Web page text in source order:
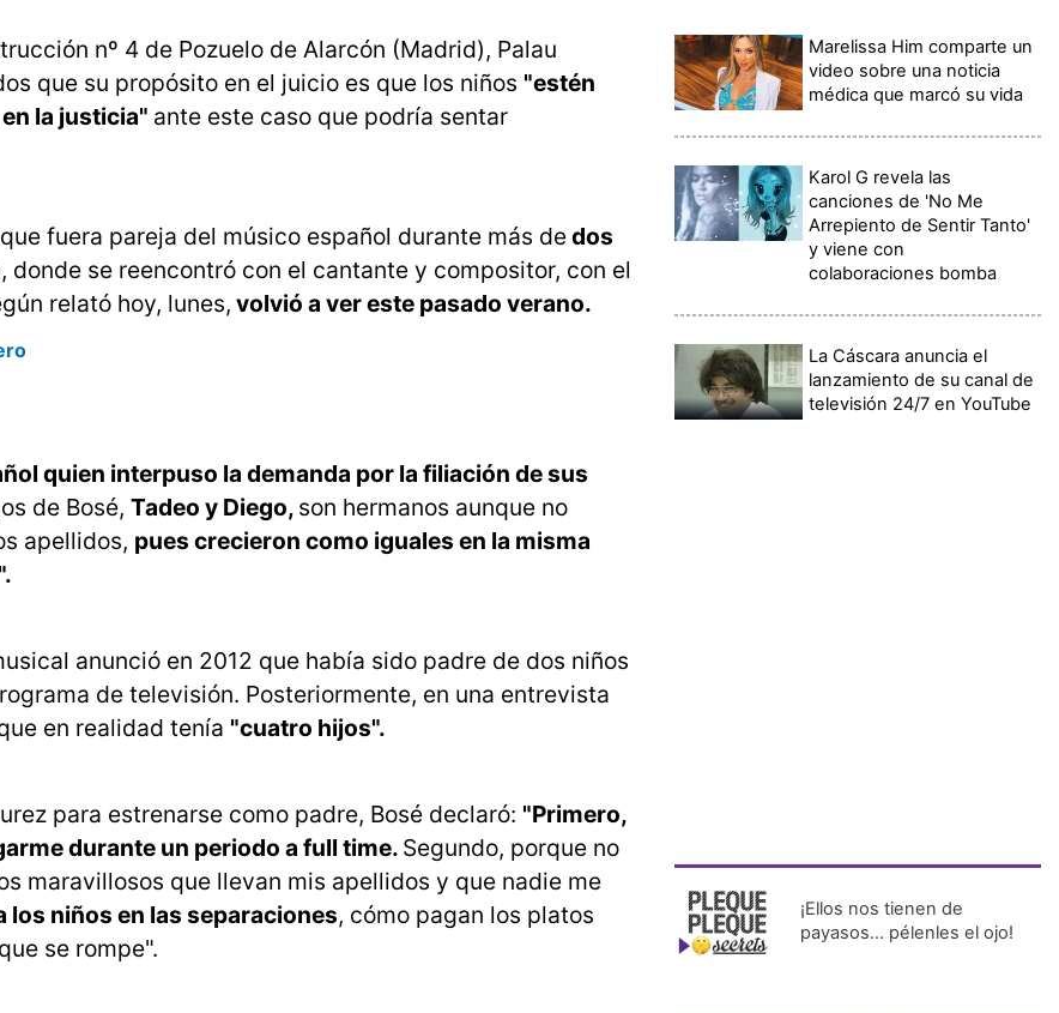
nº 4 de Pozuelo de Alarcón (Madrid), Palau
que su propósito en el juicio es que los niños "estén
la justicia" ante este caso que podría sentar
fuera pareja del músico español durante más dedos
, donde se reencontró con el cantante y compositor, con el
relató hoy, lunes, volvió a ver este pasado verano.
quien interpuso la demanda por la filiación de sus
de Bosé, Tadeo y Diego, son hermanos aunque no
apellidos, pues crecieron como iguales en la misma
anunció en 2012 que había sido padre de dos niños
de televisión. Posteriormente, en una entrevista
en realidad tenía "cuatro hijos".
para estrenarse como padre, Bosé declaró: "Primero,
durante un periodo a full time. Segundo, porque no
maravillosos que llevan mis apellidos y que nadie me
los niños en las separaciones, cómo pagan los platos
se rompe".
Marelissa Him comparte un
video sobre una noticia
médica que marcó su vida
Karol G revela las
canciones de 'No Me
Arrepiento de Sentir Tanto'
y viene con
colaboraciones bomba
La Cáscara anuncia el
lanzamiento de su canal de
televisión 24/7 en YouTube
¡Ellos nos tienen de
payasos… pélenles el ojo!